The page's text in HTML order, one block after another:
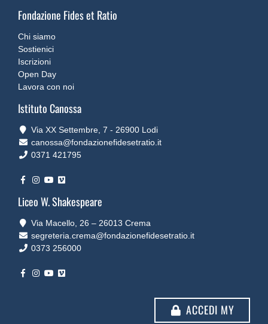
Fondazione Fides et Ratio
Chi siamo
Sostienici
Iscrizioni
Open Day
Lavora con noi
Istituto Canossa
Via XX Settembre, 7 ‐ 26900 Lodi
canossa@fondazionefidesetratio.it
0371 421795
Liceo W. Shakespeare
Via Macello, 26 – 26013 Crema
segreteria.crema@fondazionefidesetratio.it
0373 256000
ACCEDI MY